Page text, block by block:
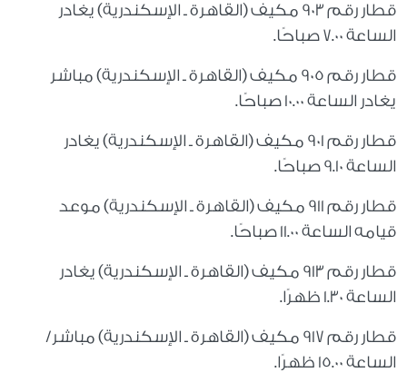
قطار رقم 903 مكيف (القاهرة ـ الإسكندرية) يغادر
الساعة 7.00 صباحًا.
قطار رقم 905 مكيف (القاهرة ـ الإسكندرية) مباشر
يغادر الساعة 10.00 صباحًا.
قطار رقم 901 مكيف (القاهرة ـ الإسكندرية) يغادر
الساعة 9.10 صباحًا.
قطار رقم 911 مكيف (القاهرة ـ الإسكندرية) موعد
قيامه الساعة 11.00 صباحًا.
قطار رقم 913 مكيف (القاهرة ـ الإسكندرية) يغادر
الساعة 1.30 ظهرًا.
قطار رقم 917 مكيف (القاهرة ـ الإسكندرية) مباشر/
الساعة 15.00 ظهرًا.